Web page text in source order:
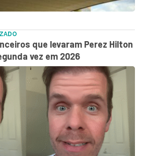
que levaram Perez Hilton
vez em 2026